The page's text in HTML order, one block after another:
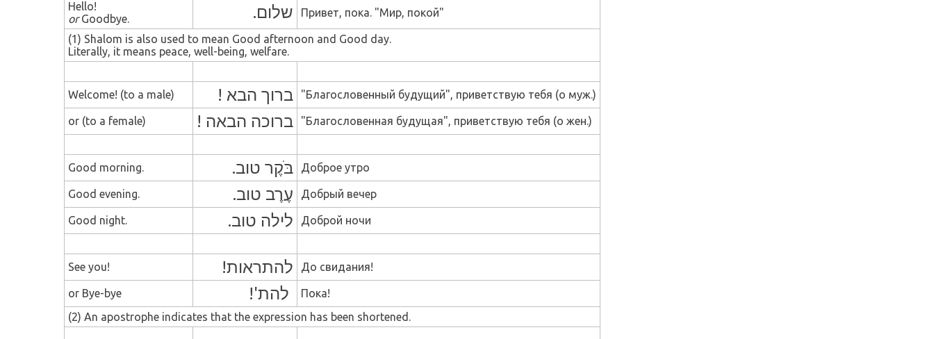
Hello!
orGoodbye. שלום. Привет, пока. "Мир, покой"
(1) Shalom is also used to mean Good afternoon and Good day.
Literally, it means peace, well-being, welfare.
Welcome! (to a male) ברוך הבא ! "Благословенный будущий", приветствую тебя (о муж.)
or (to a female) ברוכה הבאה ! "Благословенная будущая", приветствую тебя (о жен.)
Good morning. בֹּקֶר טוב. Доброе утро
Good evening. עֶרֶב טוב. Добрый вечер
Good night. לילה טוב. Доброй ночи
See you! להתראות! До свидания!
or Bye-bye להת'!
Пока!
(2) An apostrophe indicates that the expression has been shortened.